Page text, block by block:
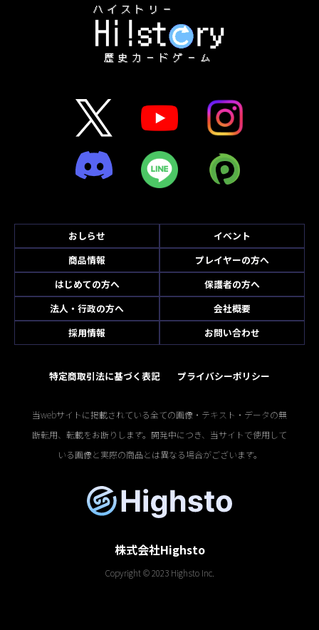
おしらせ
イベント
商品情報
プレイヤーの方へ
はじめての方へ
保護者の方へ
法人・行政の方へ
会社概要
採用情報
お問い合わせ
特定商取引法に基づく表記 プライバシーポリシー
当webサイトに掲載されている全ての画像・テキスト・データの無
断転用、転載をお断りします。開発中につき、当サイトで使用して
いる画像と実際の商品とは異なる場合がございます。
株式会社Highsto
Copyright © 2023 Highsto Inc.